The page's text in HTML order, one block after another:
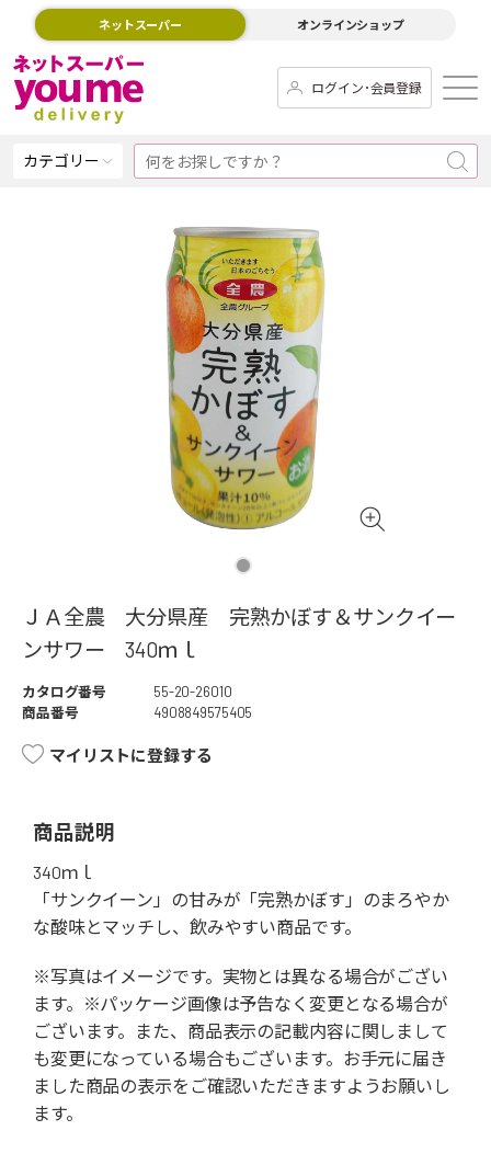
ネットスーパー オンラインショップ
ログイン･会員登録
カテゴリー
ＪＡ全農 大分県産 完熟かぼす＆サンクイー
ンサワー 340ｍｌ
カタログ番号
55-20-26010
商品番号
4908849575405
マイリストに登録する
商品説明
340ｍｌ
「サンクイーン」の甘みが「完熟かぼす」のまろやか
な酸味とマッチし、飲みやすい商品です。
※写真はイメージです。実物とは異なる場合がござい
ます。※パッケージ画像は予告なく変更となる場合が
ございます。また、商品表示の記載内容に関しまして
も変更になっている場合もございます。お手元に届き
ました商品の表示をご確認いただきますようお願いし
ます。